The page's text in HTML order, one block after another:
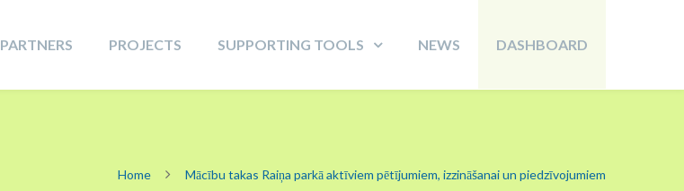
PARTNERS PROJECTS SUPPORTING TOOLS NEWS DASHBOARD
Home Mācību takas Raiņa parkā aktīviem pētījumiem, izzināšanai un piedzīvojumiem